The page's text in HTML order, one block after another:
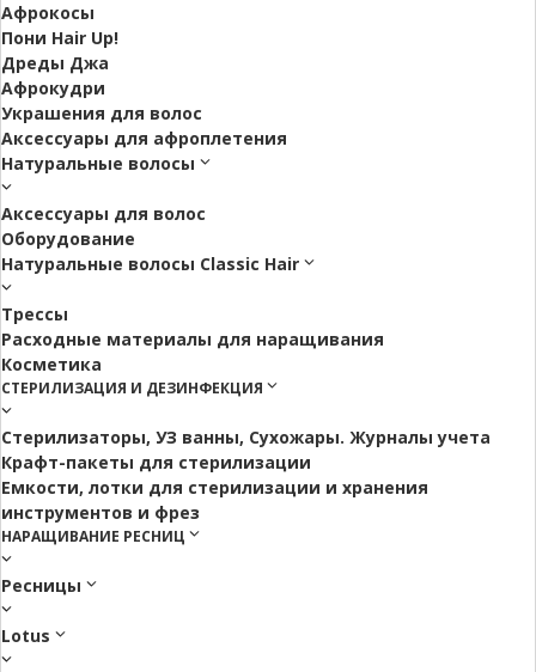
Афрокосы
Пони Hair Up!
Дреды Джа
Афрокудри
Украшения для волос
Аксессуары для афроплетения
Натуральные волосы
Аксессуары для волос
Оборудование
Натуральные волосы Classic Hair
Трессы
Расходные материалы для наращивания
Косметика
СТЕРИЛИЗАЦИЯ И ДЕЗИНФЕКЦИЯ
Стерилизаторы, УЗ ванны, Сухожары. Журналы учета
Крафт-пакеты для стерилизации
Емкости, лотки для стерилизации и хранения
инструментов и фрез
НАРАЩИВАНИЕ РЕСНИЦ
Ресницы
Lotus